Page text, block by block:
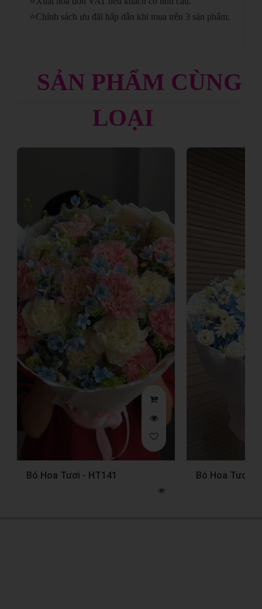
⭐Chính sách ưu đãi hấp dẫn khi mua trên 3 sản phẩm.
SẢN PHẨM CÙNG
LOẠI
Bó Hoa Tươi - HT141 Bó Hoa Tươi -